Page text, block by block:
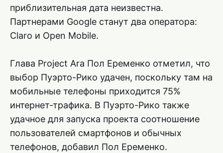
приблизительная дата неизвестна.
Партнерами Google станут два оператора:
Claro и Open Mobile.
Глава Project Ara Пол Еременко отметил, что
выбор Пуэрто-Рико удачен, поскольку там на
мобильные телефоны приходится 75%
интернет-трафика. В Пуэрто-Рико также
удачное для запуска проекта соотношение
пользователей смартфонов и обычных
телефонов, добавил Пол Еременко.